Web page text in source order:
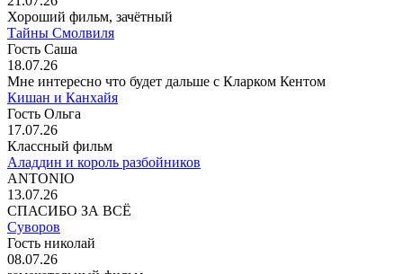
Хороший фильм, зачётный
Тайны Смолвиля
Гость Саша
18.07.26
Мне интересно что будет дальше с Кларком Кентом
Кишан и Канхайя
Гость Ольга
17.07.26
Классный фильм
Аладдин и король разбойников
ANTONIO
13.07.26
СПАСИБО ЗА ВСЁ
Суворов
Гость николай
08.07.26